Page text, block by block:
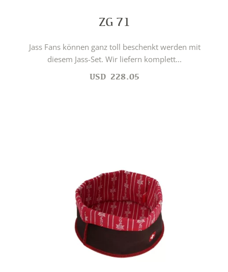
ZG 71
Jass Fans können ganz toll beschenkt werden mit
diesem Jass-Set. Wir liefern komplett...
USD 228.05